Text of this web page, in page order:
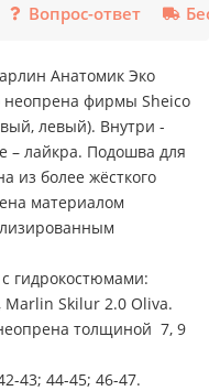
Вопрос-ответ
Анатомик Эко
неопрена фирмы Sheico
левый). Внутри -
– лайкра. Подошва для
из более жёсткого
материалом
гидрокостюмами:
Skilur 2.0 Oliva.
толщиной 7, 9
43; 44-45; 46-47.